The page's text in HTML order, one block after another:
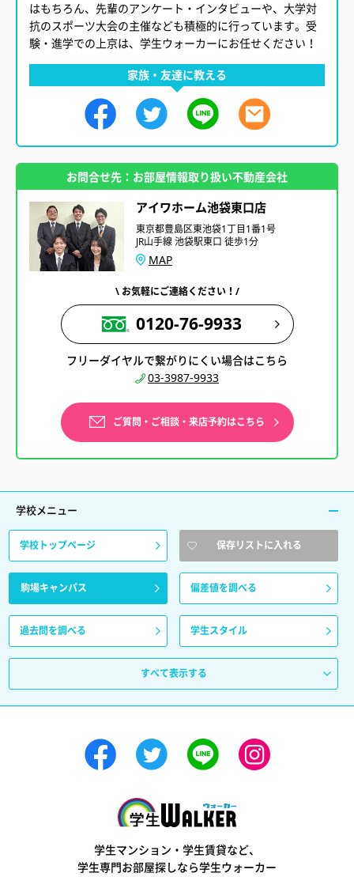
家族・友達に教える
はもちろん、先輩のアンケート・インタビューや、大学対
抗のスポーツ大会の主催なども積極的に行っています。受
験・進学での上京は、学生ウォーカーにお任せください！
お問合せ先：お部屋情報取り扱い不動産会社
アイワホーム池袋東口店
東京都豊島区東池袋1丁目1番1号
JR山手線 池袋駅東口 徒歩1分
MAP
\ お気軽にご連絡ください！/
0120-76-9933
フリーダイヤルで繋がりにくい場合はこちら
03-3987-9933
ご質問・ご相談・来店予約はこちら
学校メニュー
学校トップページ 保存リストに入れる
駒場キャンパス 偏差値を調べる
過去問を調べる 学生スタイル
すべて表示する
学生マンション・学生賃貸など、
学生専門お部屋探しなら学生ウォーカー